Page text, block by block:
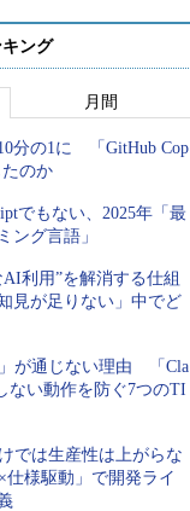
ング
月間
分の1に 「GitHub Cop
のか
でもない、2025年「最
ング言語」
利用”を解消する仕組
見が足りない」中でど
が通じない理由 「Cla
ない動作を防ぐ7つのTI
では生産性は上がらな
様駆動」で開発ライ